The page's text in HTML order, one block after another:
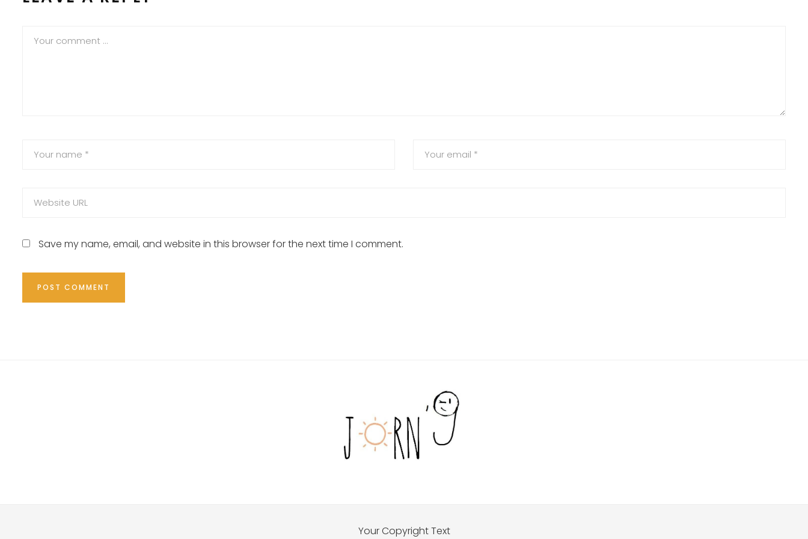
Save my name, email, and website in this browser for the next time I comment.
Your Copyright Text